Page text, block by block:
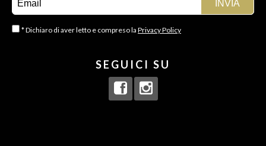
* Dichiaro di aver letto e compreso la Privacy Policy
SEGUICI SU